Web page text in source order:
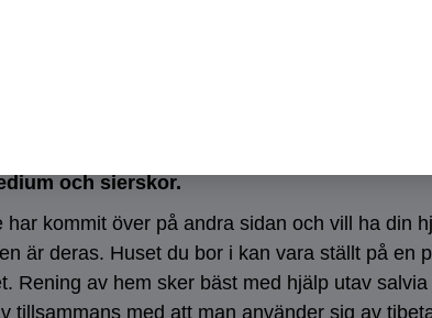
eller en tvillingsjäl här på jorden som
saker faller ner, att ens husdjur reagerar
på att man har andar i huset ska tas på
hemsida:
som hjälper dig
och sierskor.
kommit över på andra sidan och vill ha din
är deras. Huset du bor i kan vara ställt på en
Rening av hem sker bäst med hjälp utav
med att man använder sig av